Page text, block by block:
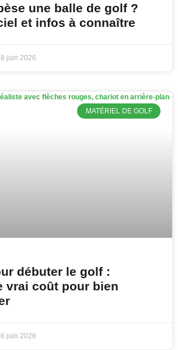
une balle de golf ?
et infos à connaître
8 juin 2026
MATÉRIEL DE GOLF
débuter le golf :
vrai coût pour bien
6 juin 2026